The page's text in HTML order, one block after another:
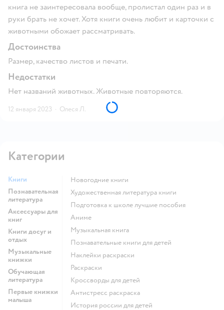
книга не заинтересовала вообще, пролистал один раз и в
руки брать не хочет. Хотя книги очень любит и карточки с
животными обожает рассматривать.
Достоинства
Размер, качество листов и печати.
Недостатки
Нет названий животных. Животные повторяются.
12 января 2023 · Олеся Л.
Категории
Книги
Познавательная
литература
Аксессуары для
книг
Книги досуг и
отдых
Музыкальные
книжки
Обучающая
литература
Первые книжки
малыша
новогодние книги
художественная литература книги
подготовка к школе лучшие пособия
Аниме
музыкальная книга
познавательные книги для детей
наклейки раскраски
раскраски
кроссворды для детей
антистресс раскраска
история россии для детей